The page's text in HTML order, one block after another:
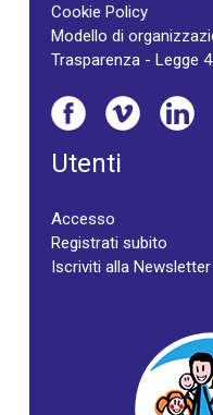
Cookie Policy
Modello di
Trasparenza - Legge
Utenti
Accesso
Registrati subito
Iscriviti alla Newsletter